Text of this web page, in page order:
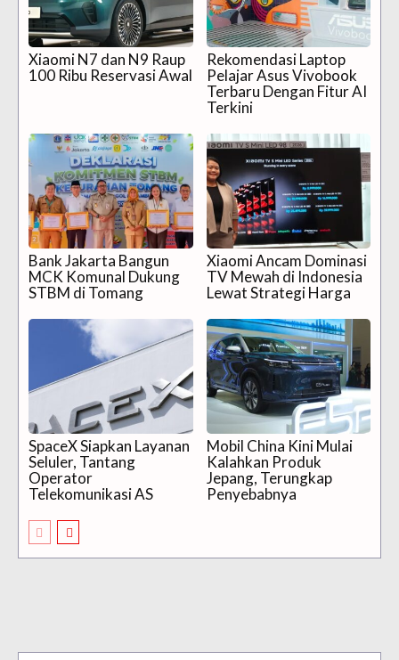
Xiaomi N7 dan N9 Raup
100 Ribu Reservasi Awal
Rekomendasi Laptop
Pelajar Asus Vivobook
Terbaru Dengan Fitur AI
Terkini
Bank Jakarta Bangun
MCK Komunal Dukung
STBM di Tomang
Xiaomi Ancam Dominasi
TV Mewah di Indonesia
Lewat Strategi Harga
SpaceX Siapkan Layanan
Seluler, Tantang
Operator
Telekomunikasi AS
Mobil China Kini Mulai
Kalahkan Produk
Jepang, Terungkap
Penyebabnya